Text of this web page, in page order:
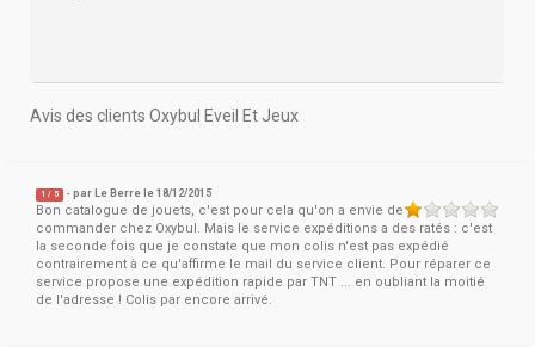
Avis des clients Oxybul Eveil Et Jeux
1 / 5 - par Le Berre le 18/12/2015
Bon catalogue de jouets, c'est pour cela qu'on a envie de
commander chez Oxybul. Mais le service expéditions a des ratés : c'est
la seconde fois que je constate que mon colis n'est pas expédié
contrairement à ce qu'affirme le mail du service client. Pour réparer ce
service propose une expédition rapide par TNT ... en oubliant la moitié
de l'adresse ! Colis par encore arrivé.